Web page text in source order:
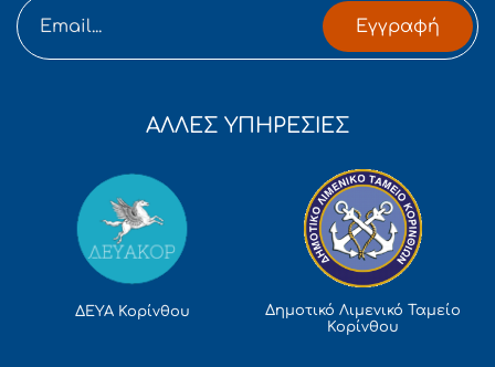
Εγγραφή
ΑΛΛΕΣ ΥΠΗΡΕΣΙΕΣ
ΔΕΥΑ Κορίνθου
Δημοτικό Λιμενικό Ταμείο
Κορίνθου